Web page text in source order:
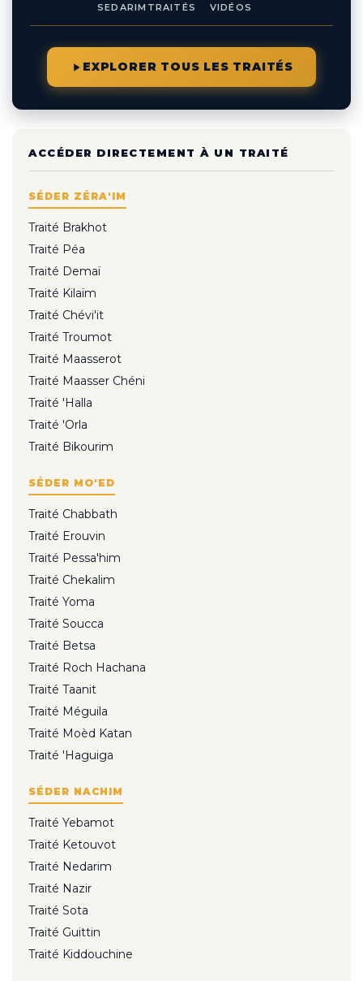
SEDARIM TRAITÉS VIDÉOS
EXPLORER TOUS LES TRAITÉS
ACCÉDER DIRECTEMENT À UN TRAITÉ
SÉDER ZÉRA'IM
Traité Brakhot
Traité Péa
Traité Demaï
Traité Kilaïm
Traité Chévi'it
Traité Troumot
Traité Maasserot
Traité Maasser Chéni
Traité 'Halla
Traité 'Orla
Traité Bikourim
SÉDER MO'ED
Traité Chabbath
Traité Erouvin
Traité Pessa'him
Traité Chekalim
Traité Yoma
Traité Soucca
Traité Betsa
Traité Roch Hachana
Traité Taanit
Traité Méguila
Traité Moèd Katan
Traité 'Haguiga
SÉDER NACHIM
Traité Yebamot
Traité Ketouvot
Traité Nedarim
Traité Nazir
Traité Sota
Traité Guittin
Traité Kiddouchine